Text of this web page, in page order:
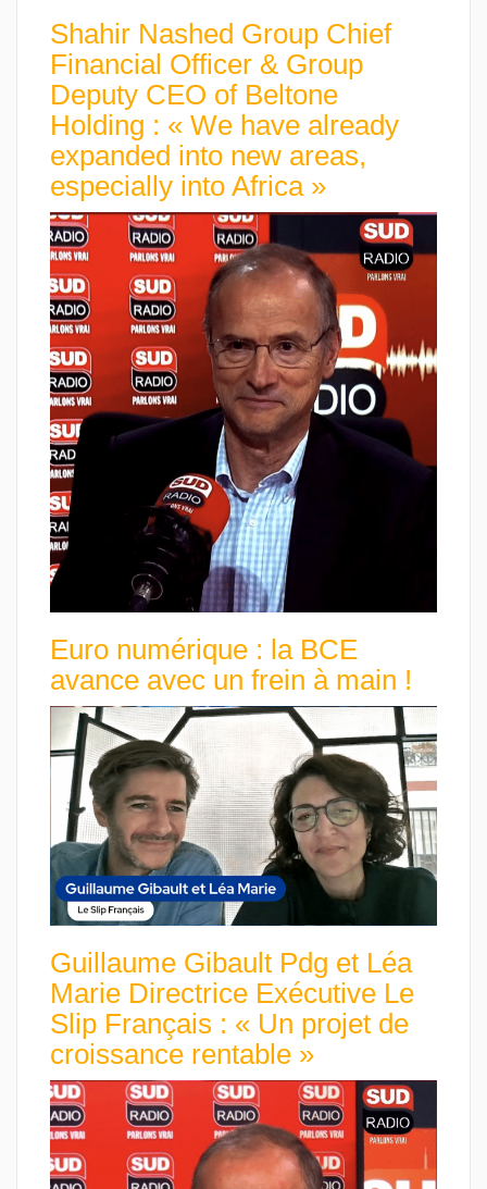
Shahir Nashed Group Chief
Financial Officer & Group
Deputy CEO of Beltone
Holding : « We have already
expanded into new areas,
especially into Africa »
Euro numérique : la BCE
avance avec un frein à main !
Guillaume Gibault Pdg et Léa
Marie Directrice Exécutive Le
Slip Français : « Un projet de
croissance rentable »